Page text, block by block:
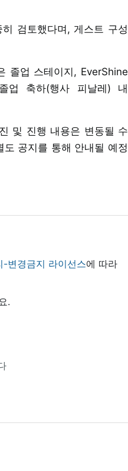
검토했다며, 게스트 구성
졸업 스테이지, EverShine
업 축하(행사 피날레) 내
및 진행 내용은 변동될 수
공지를 통해 안내될 예정
변경금지 라이선스에 따라
.